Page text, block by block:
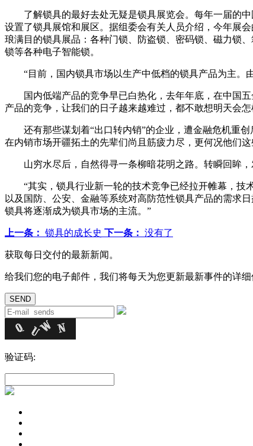
了解锁具的最好去处无疑是锁具展览会。每年一届的
设置了锁具展馆和展区。据组委会有关人员介绍，今年展
琅满目的锁具展品：各种门锁、防盗锁、密码锁、磁力锁
锁等各种电子智能锁。
“目前，国内锁具市场以生产中低档的锁具产品为主。
国内低端产品的竞争早已白热化，去年年底，在中国
产品的竞争，让我们的日子越来越难过，都不敢想明天会怎
还有那些谋划着“出口转内销”的企业，遭金融危机重
在内销市场开疆拓土的先辈们尚且筋疲力尽，更何况他们
山穷水尽后，自然得寻一条柳暗花明之路。转瞬回眸
“其实，锁具行业新一轮的技术竞争已经拉开帷幕，技
以及国防、公安、金融等系统对高防范性锁具产品的需求
锁具将逐渐成为锁具市场的主流。”
上一条： 锁具的成长史 下一条： 没有了
获取每日交付的最新新闻。
给我们您的电子邮件，我们将每天为您更新最新事件的详细
验证码: